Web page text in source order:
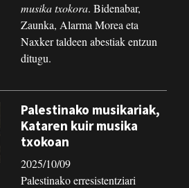
musika txokora. Bidenabar,
Zaunka, Alarma Morea eta
Naxker taldeen abestiak entzun
ditugu.
Palestinako musikariak,
Kataren kuir musika
txokoan
2025/10/09
Palestinako erresistentziari